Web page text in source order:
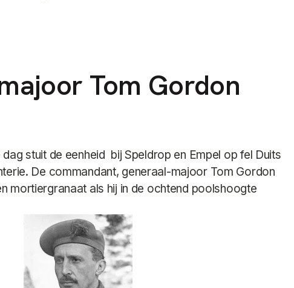
Tom Gordon
stuit de eenheid bij Speldrop en Empel op fel Duits
De commandant, generaal-majoor Tom Gordon
mortiergranaat als hij in de ochtend poolshoogte